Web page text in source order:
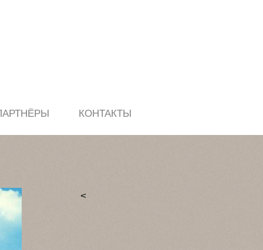
КОНТАКТЫ
<